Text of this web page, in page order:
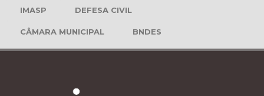
IMASP DEFESA CIVIL
CÂMARA MUNICIPAL BNDES